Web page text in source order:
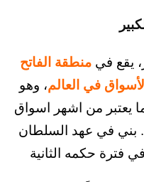
منطقة الفاتح
العالم، وهو
اشهر اسواق
السلطان
الثانية